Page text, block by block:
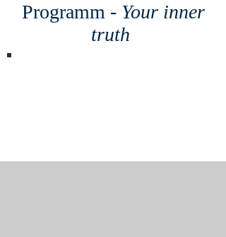
Programm - Your inner
truth